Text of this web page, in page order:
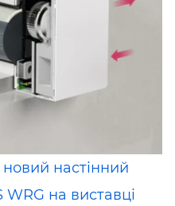
настінний
на виставці